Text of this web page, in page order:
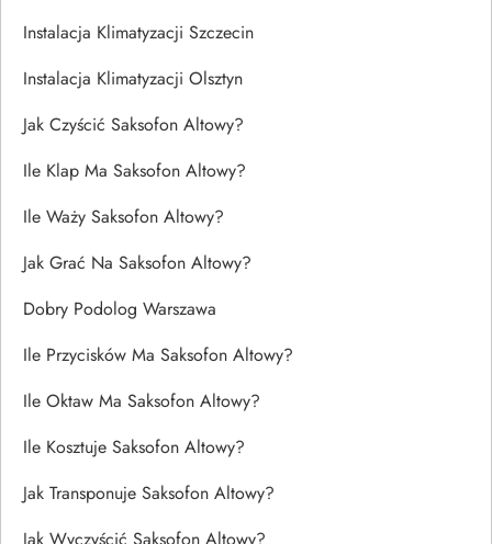
Instalacja Klimatyzacji Szczecin
Instalacja Klimatyzacji Olsztyn
Jak Czyścić Saksofon Altowy?
Ile Klap Ma Saksofon Altowy?
Ile Waży Saksofon Altowy?
Jak Grać Na Saksofon Altowy?
Dobry Podolog Warszawa
Ile Przycisków Ma Saksofon Altowy?
Ile Oktaw Ma Saksofon Altowy?
Ile Kosztuje Saksofon Altowy?
Jak Transponuje Saksofon Altowy?
Jak Wyczyścić Saksofon Altowy?